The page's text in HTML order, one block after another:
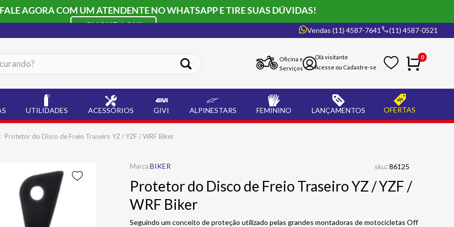
AGORA COM UM ATENDENTE NO WHATSAPP E TIRE SUAS DÚVIDAS!
CLIQUE AQUI
Vendas (11) 4587-7641 (11) 4587-0521
Oficina e
Serviços
0
UTILIDADES ACESSÓRIOS GIVI ALPINESTARS FEMININO LANÇAMENTOS OFERTAS
Protetor do Disco de Freio Traseiro YZ / YZF / WRF Biker
BIKER sku: 86125
Protetor do Disco de Freio Traseiro YZ / YZF /
WRF Biker
Seguindo um conceito de proteção utilizado pelas grandes montadoras de motocicletas Off